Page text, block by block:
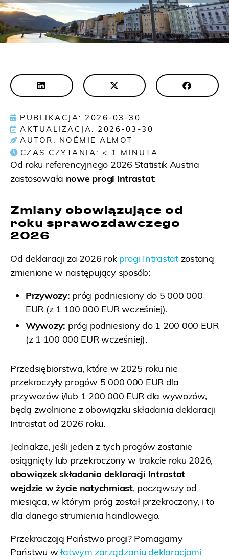
PUBLIKACJA: 2026-03-30
AKTUALIZACJA: 2026-03-30
AUTOR: NOÉMIE ALMOT
CZAS CZYTANIA: < 1 MINUTA
Od roku referencyjnego 2026 Statistik Austria
zastosowała nowe progi Intrastat:
Zmiany obowiązujące od
roku sprawozdawczego
2026
Od deklaracji za 2026 rok progi Intrastatzostaną
zmienione w następujący sposób:
Przywozy: próg podniesiony do 5 000 000
EUR (z 1 100 000 EUR wcześniej).
Wywozy: próg podniesiony do 1 200 000 EUR
(z 1 100 000 EUR wcześniej).
Przedsiębiorstwa, które w 2025 roku nie
przekroczyły progów 5 000 000 EUR dla
przywozów i/lub 1 200 000 EUR dla wywozów,
będą zwolnione z obowiązku składania deklaracji
Intrastat od 2026 roku.
Jednakże, jeśli jeden z tych progów zostanie
osiągnięty lub przekroczony w trakcie roku 2026,
obowiązek składania deklaracji Intrastat
wejdzie w życie natychmiast, począwszy od
miesiąca, w którym próg został przekroczony, i to
dla danego strumienia handlowego.
Przekraczają Państwo progi? Pomagamy
Państwu włatwym zarządzaniu deklaracjami